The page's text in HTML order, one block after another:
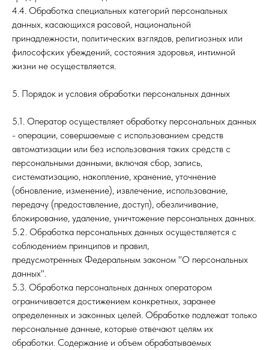
4.4. Обработка специальных категорий персональных
данных, касающихся расовой, национальной
принадлежности, политических взглядов, религиозных или
философских убеждений, состояния здоровья, интимной
жизни не осуществляется.
5. Порядок и условия обработки персональных данных
5.1. Оператор осуществляет обработку персональных данных
- операции, совершаемые с использованием средств
автоматизации или без использования таких средств с
персональными данными, включая сбор, запись,
систематизацию, накопление, хранение, уточнение
(обновление, изменение), извлечение, использование,
передачу (предоставление, доступ), обезличивание,
блокирование, удаление, уничтожение персональных данных.
5.2. Обработка персональных данных осуществляется с
соблюдением принципов и правил,
предусмотренных Федеральным законом "О персональных
данных".
5.3. Обработка персональных данных оператором
ограничивается достижением конкретных, заранее
определенных и законных целей. Обработке подлежат только
персональные данные, которые отвечают целям их
обработки. Содержание и объем обрабатываемых